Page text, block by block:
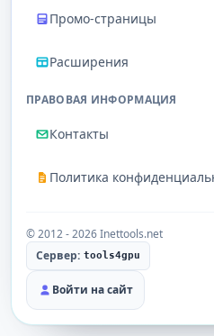
Промо-страницы
Расширения
ПРАВОВАЯ ИНФОРМАЦИЯ
Контакты
Политика
© 2012 - 2026 Inettools.net
Сервер: tools4gpu
Войти на сайт